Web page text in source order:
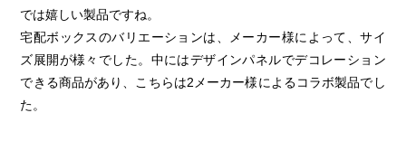
では嬉しい製品ですね。
宅配ボックスのバリエーションは、メーカー様によって、サイ
ズ展開が様々でした。中にはデザインパネルでデコレーション
できる商品があり、こちらは2メーカー様によるコラボ製品でし
た。